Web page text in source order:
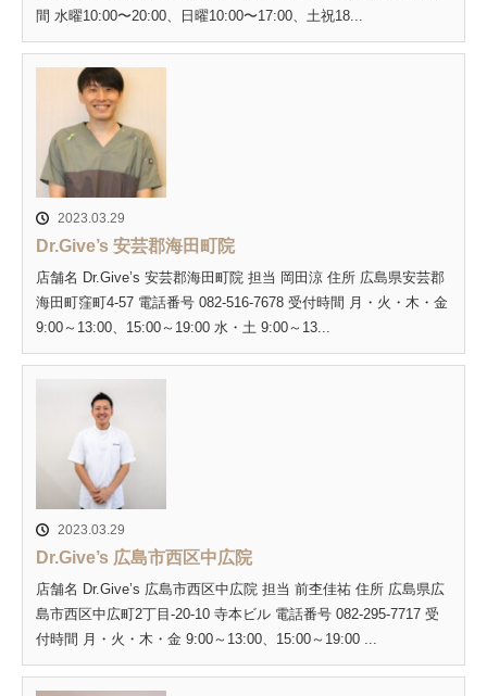
間 水曜10:00〜20:00、日曜10:00〜17:00、土祝18...
2023.03.29
Dr.Give’s 安芸郡海田町院
店舗名 Dr.Give’s 安芸郡海田町院 担当 岡田涼 住所 広島県安芸郡
海田町窪町4-57 電話番号 082-516-7678 受付時間 月・火・木・金
9:00～13:00、15:00～19:00 水・土 9:00～13...
2023.03.29
Dr.Give’s 広島市西区中広院
店舗名 Dr.Give’s 広島市西区中広院 担当 前杢佳祐 住所 広島県広
島市西区中広町2丁目-20-10 寺本ビル 電話番号 082-295-7717 受
付時間 月・火・木・金 9:00～13:00、15:00～19:00 ...